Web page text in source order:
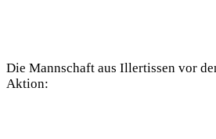
Die Mannschaft aus Illertissen vor
Aktion: